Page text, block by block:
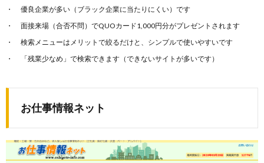
優良企業が多い（ブラック企業に当たりにくい）です
面接来場（合否不問）でQUOカード1,000円分がプレゼントされます
検索メニューはメリットで絞るだけと、シンプルで使いやすいです
「残業少なめ」で検索できます（できないサイトが多いです）
お仕事情報ネット